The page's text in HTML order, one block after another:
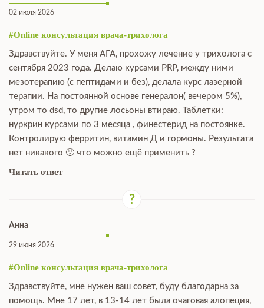
02 июля 2026
#Online консультация врача-трихолога
Здравствуйте. У меня АГА, прохожу лечение у трихолога с
сентября 2023 года. Делаю курсами PRP, между ними
мезотерапию (с пептидами и без), делала курс лазерной
терапии. На постоянной основе генералон( вечером 5%),
утром то dsd, то другие лосьоны втираю. Таблетки:
нуркрин курсами по 3 месяца , финестерид на постоянке.
Контролирую ферритин, витамин Д и гормоны. Результата
нет никакого 🙁 что можно ещё применить ?
Читать ответ
Анна
29 июня 2026
#Online консультация врача-трихолога
Здравствуйте, мне нужен ваш совет, буду благодарна за
помощь. Мне 17 лет, в 13-14 лет была очаговая алопеция,